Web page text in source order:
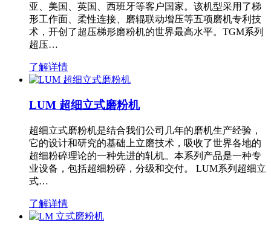
亚、美国、英国、西班牙等客户国家。该机型采用了梯
形工作面、柔性连接、磨辊联动增压等五项磨机专利技
术，开创了超压梯形磨粉机的世界最高水平。TGM系列
超压…
了解详情
LUM 超细立式磨粉机
超细立式磨粉机是结合我们公司几年的磨机生产经验，
它的设计和研究的基础上立磨技术，吸收了世界各地的
超细粉碎理论的一种先进的轧机。本系列产品是一种专
业设备，包括超细粉碎，分级和交付。 LUM系列超细立
式…
了解详情